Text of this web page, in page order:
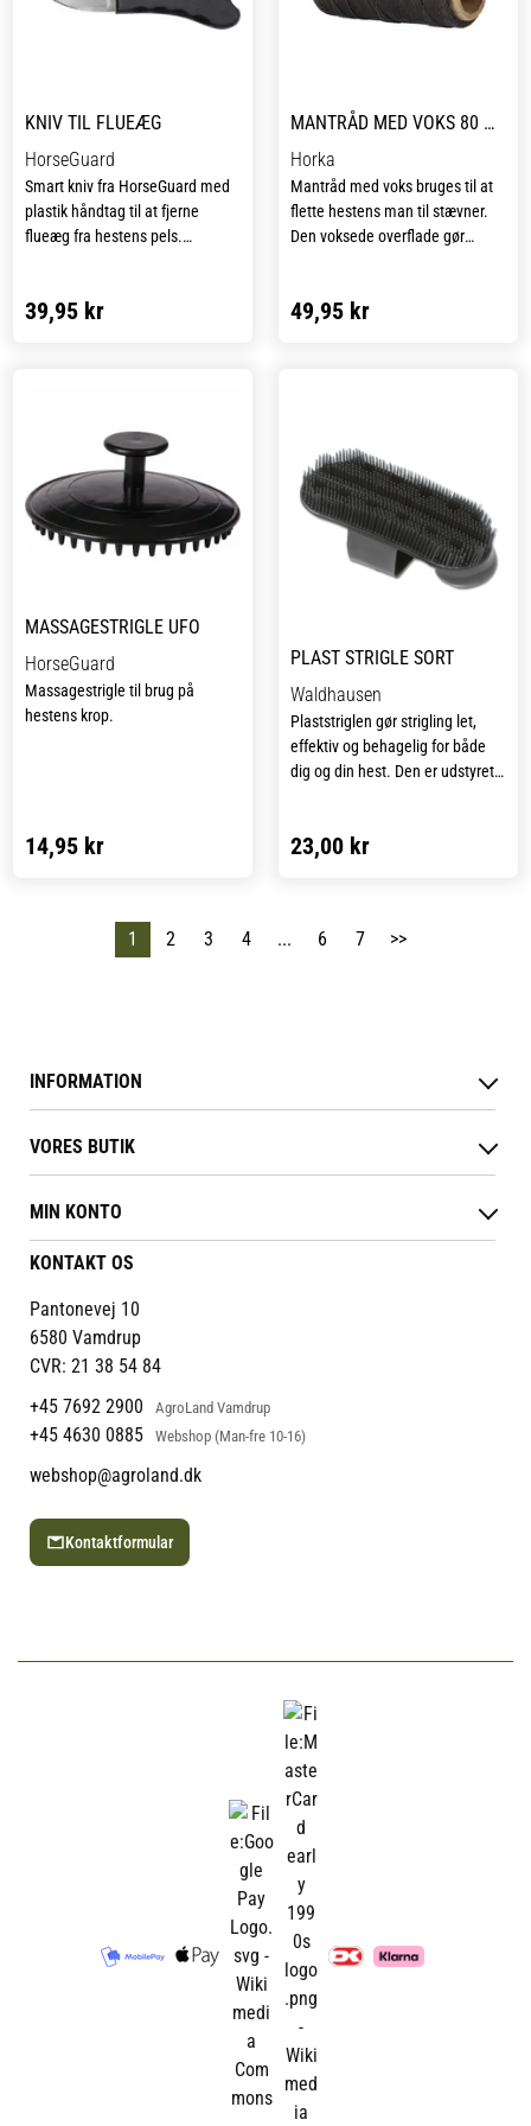
roséguldfarvede detaljer med
små diamantsten fuldender det
KNIV TIL FLUEÆG
HorseGuard
Smart kniv fra HorseGuard med
plastik håndtag til at fjerne
flueæg fra hestens pels.
denne kniv er de nemme og
39,95 kr
MANTRÅD MED VOKS 80 METER
Horka
Mantråd med voks bruges til at
flette hestens man til stævner.
Den voksede overflade gør
holder fletningerne fast og giver
49,95 kr
MASSAGESTRIGLE UFO
HorseGuard
Massagestrigle til brug på
hestens krop.
14,95 kr
PLAST STRIGLE SORT
Waldhausen
Plaststriglen gør strigling let,
effektiv og behagelig for både
dig og din hest. Den er udstyret
perfekt til din håndstørrelse og
De små, faste børster løsner og
nem at rengøre, så den hurtigt
23,00 kr
1 2 3 4 ... 6 7 >>
INFORMATION
Reklamations- & fortrydelsesret
Levering & afhentning
Følg din bestilling
Persondatapolitik
Cookies
VORES BUTIK
Job
Mærker
Om os
Om Vestjyllands Andel
Blog
Ofte stillede spørgsmål
MIN KONTO
Administrer min konto
KONTAKT OS
Pantonevej 10
6580 Vamdrup
CVR: 21 38 54 84
+45 7692 2900
AgroLand Vamdrup
+45 4630 0885 Webshop (Man-fre 10-16)
webshop@agroland.dk
Kontaktformular